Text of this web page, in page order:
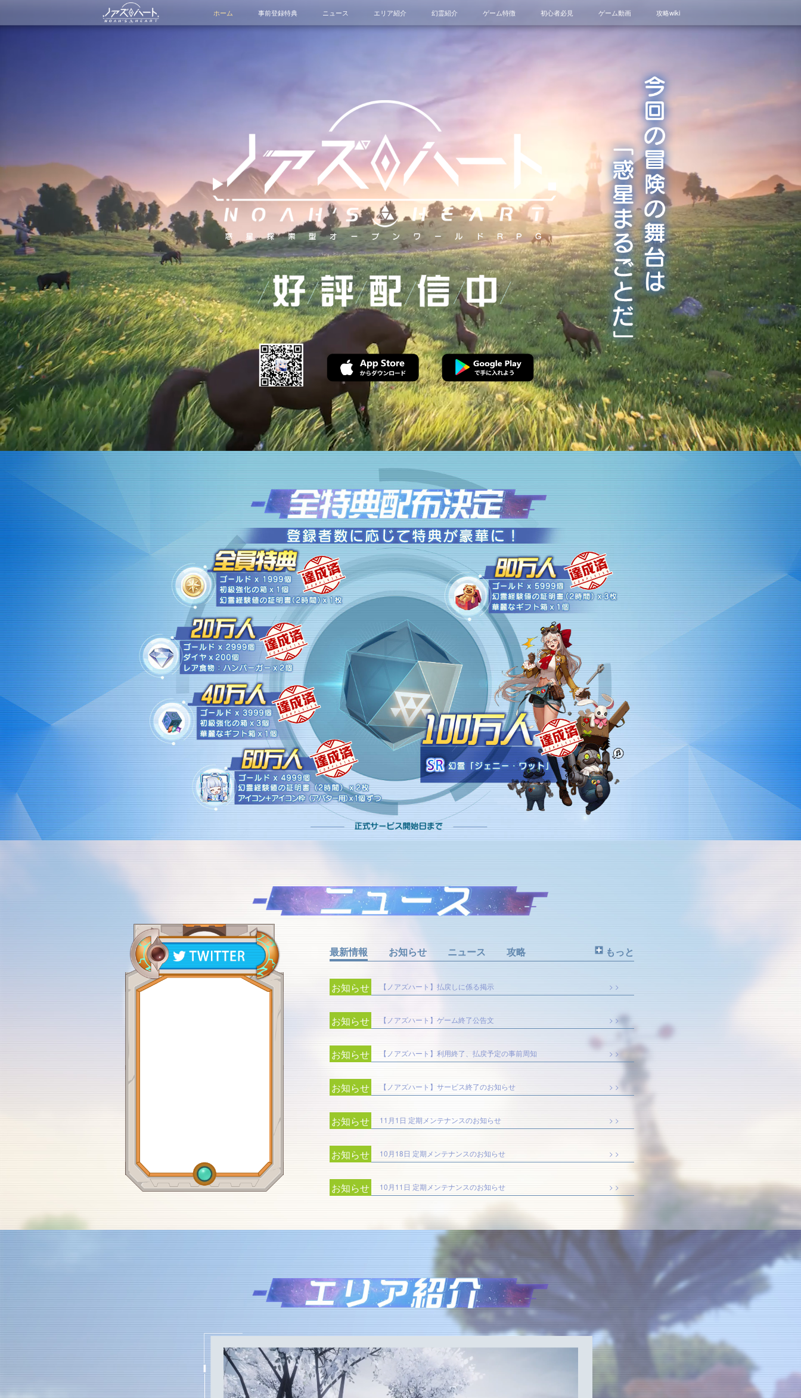
ホーム 事前登録特典 ニュース エリア紹介 幻霊紹介 ゲーム特徴 初心者必見 ゲーム動画 攻略wiki
Tweets by NoahsHeart_JP
最新情報 お知らせ ニュース 攻略 もっと
お知らせ 【ノアズハート】払戻しに係る掲示 > >
お知らせ 【ノアズハート】ゲーム終了公告文 > >
お知らせ 【ノアズハート】利用終了、払戻予定の事前周知 > >
お知らせ 【ノアズハート】サービス終了のお知らせ > >
お知らせ 11月1日 定期メンテナンスのお知らせ > >
お知らせ 10月18日 定期メンテナンスのお知らせ > >
お知らせ 10月11日 定期メンテナンスのお知らせ > >